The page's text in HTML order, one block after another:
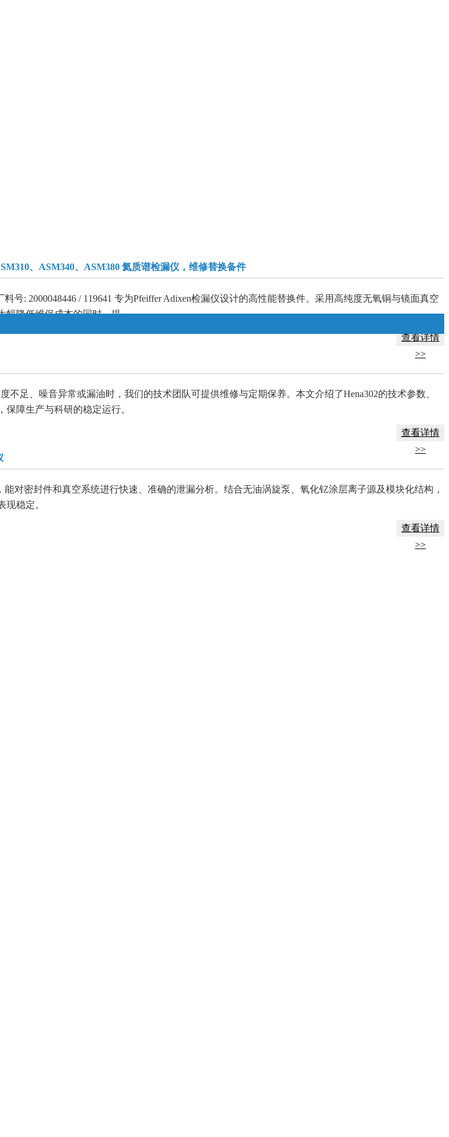
、ASM340、ASM380 氦质谱检漏仪，维修替换备件
号: 2000048446 / 119641 专为Pfeiffer Adixen检漏仪设计的高性能替换件。采用高纯度无氧铜与镜面真空
幅降低维保成本的同时，提...
查看详情
>>
不足、噪音异常或漏油时，我们的技术团队可提供维修与定期保养。本文介绍了Hena302的技术参数、
障生产与科研的稳定运行。
查看详情
>>
对密封件和真空系统进行快速、准确的泄漏分析。结合无油涡旋泵、氧化钇涂层离子源及模块化结构，
稳定。
查看详情
>>